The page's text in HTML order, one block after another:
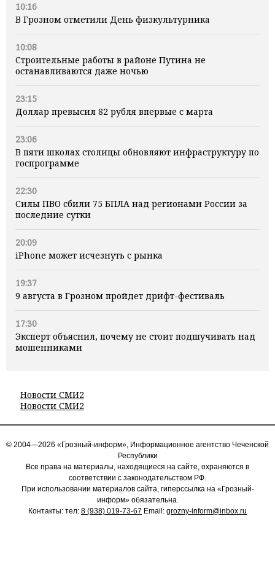
10:16
В Грозном отметили День физкультурника
10:08
Строительные работы в районе Путина не
останавливаются даже ночью
23:15
Доллар превысил 82 рубля впервые с марта
23:06
В пяти школах столицы обновляют инфраструктуру по
госпрограмме
22:30
Силы ПВО сбили 75 БПЛА над регионами России за
последние сутки
20:09
iPhone может исчезнуть с рынка
19:37
9 августа в Грозном пройдет дрифт-фестиваль
17:30
Эксперт объяснил, почему не стоит подшучивать над
мошенниками
Новости СМИ2
Новости СМИ2
© 2004—2026 «Грозный-информ», Информационное агентство Чеченской
Республики
Все права на материалы, находящиеся на сайте, охраняются в
соответствии с законодательством РФ.
При использовании материалов сайта, гиперссылка на «Грозный-
информ» обязательна.
Контакты: тел: 8 (938) 019-73-67 Email: grozny-inform@inbox.ru